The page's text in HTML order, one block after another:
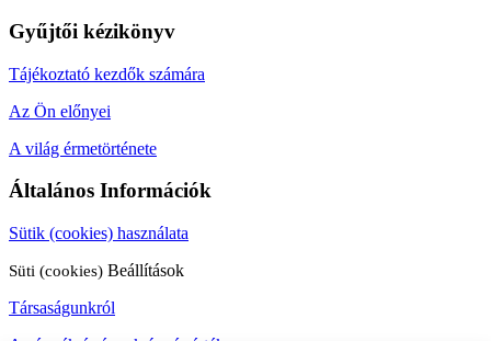
Gyűjtői kézikönyv
Tájékoztató kezdők számára
Az Ön előnyei
A világ érmetörténete
Általános Információk
Sütik (cookies) használata
Süti (cookies) Beállítások
Társaságunkról